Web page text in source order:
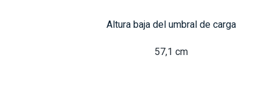
Altura baja del umbral de carga
57,1 cm